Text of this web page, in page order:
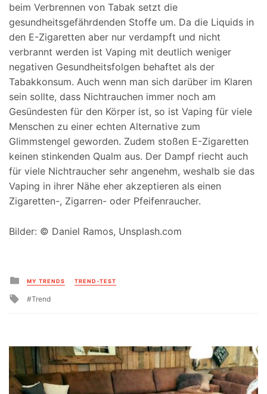
beim Verbrennen von Tabak setzt die
gesundheitsgefährdenden Stoffe um. Da die Liquids in
den E-Zigaretten aber nur verdampft und nicht
verbrannt werden ist Vaping mit deutlich weniger
negativen Gesundheitsfolgen behaftet als der
Tabakkonsum. Auch wenn man sich darüber im Klaren
sein sollte, dass Nichtrauchen immer noch am
Gesündesten für den Körper ist, so ist Vaping für viele
Menschen zu einer echten Alternative zum
Glimmstengel geworden. Zudem stoßen E-Zigaretten
keinen stinkenden Qualm aus. Der Dampf riecht auch
für viele Nichtraucher sehr angenehm, weshalb sie das
Vaping in ihrer Nähe eher akzeptieren als einen
Zigaretten-, Zigarren- oder Pfeifenraucher.
Bilder: © Daniel Ramos, Unsplash.com
Posted
in
MY TRENDS TREND-TEST
Tagged
Trend